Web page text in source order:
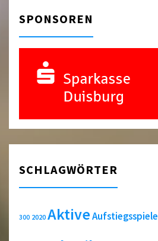
SPONSOREN
SCHLAGWÖRTER
300 2020 AktiveAufstiegsspiele